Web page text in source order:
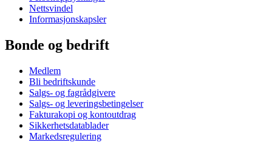
Nettsvindel
Informasjonskapsler
Bonde og bedrift
Medlem
Bli bedriftskunde
Salgs- og fagrådgivere
Salgs- og leveringsbetingelser
Fakturakopi og kontoutdrag
Sikkerhetsdatablader
Markedsregulering